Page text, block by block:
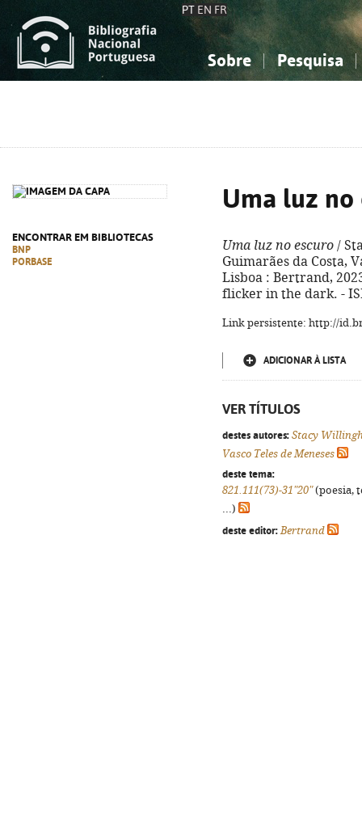
PT EN FR
Sobre Pesquisa
ENCONTRAR EM BIBLIOTECAS
BNP
PORBASE
Uma luz no
Uma luz no escuro /
Guimarães da Costa,
Lisboa : Bertrand,
flicker in the dark. -
Link persistente: http://
ADICIONAR À LISTA
VER TÍTULOS
destes autores: Stacy
Vasco Teles de Meneses
deste tema:
821.111(73)-31"20"(poesia,
...)
deste editor: Bertrand